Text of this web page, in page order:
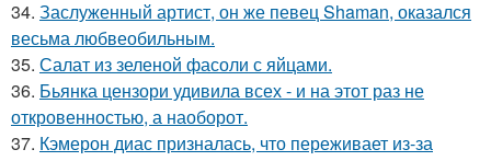
34. Заслуженный артист, он же певец Shaman, оказался
весьма любвеобильным.
35. Салат из зеленой фасоли с яйцами.
36. Бьянка цензори удивила всех - и на этот раз не
откровенностью, а наоборот.
37. Кэмерон диас призналась, что переживает из-за